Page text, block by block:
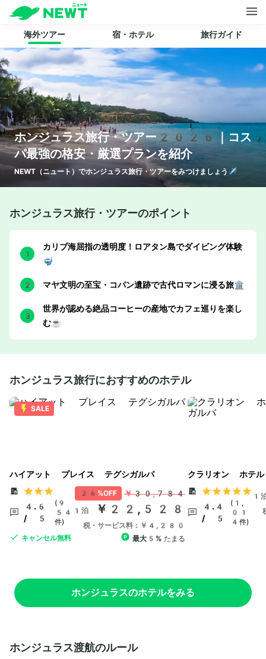
海外ツアー 宿・ホテル 旅行ガイド
ホンジュラス旅行・ツアー2026｜コス
パ最強の格安・厳選プランを紹介
NEWT（ニュート）でホンジュラス旅行・ツアーをみつけましょう✈️
ホンジュラス旅行・ツアーのポイント
カリブ海屈指の透明度！ロアタン島でダイビング体験
🤿
マヤ文明の至宝・コパン遺跡で古代ロマンに浸る旅🏛️
世界が認める絶品コーヒーの産地でカフェ巡りを楽し
む☕
ホンジュラス旅行におすすめのホテル
SALE
ハイアット プレイス テグシガルパ
4.6
/ 5
(9
54
件)
キャンセル無料
26%OFF ￥30,784
1泊 ￥22,528
税・サービス料：￥4,280
最大5% たまる
クラリオン ホテ
4.4
/ 5
(1,
01
4件)
1
ホンジュラスのホテルをみる
ホンジュラス渡航のルール